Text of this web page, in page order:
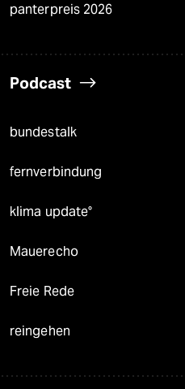
panterpreis 2026
Podcast
bundestalk
fernverbindung
klima update°
Mauerecho
Freie Rede
reingehen